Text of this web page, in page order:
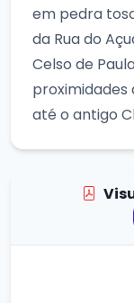
em pedra
da Rua do
Celso de
proximidades
até o antigo